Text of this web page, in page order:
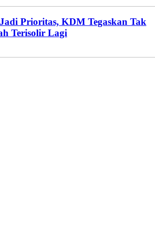
Prioritas, KDM Tegaskan Tak
Terisolir Lagi